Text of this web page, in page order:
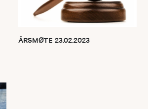
ÅRSMØTE 23.02.2023